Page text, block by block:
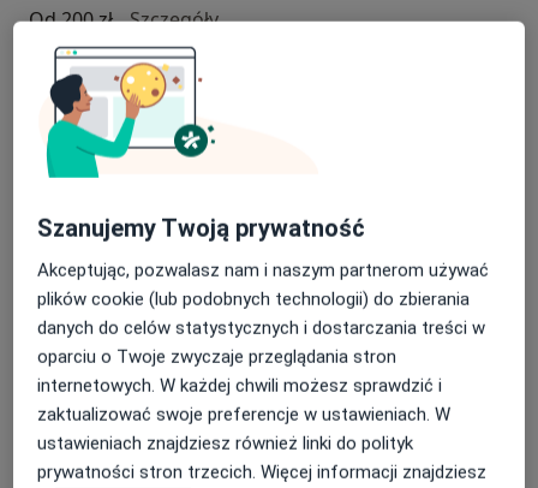
Od 200 zł
Szczegółypsychoterapia indywidualna
Umów
Konsultacja psychiatryczna (pierwsza wizyta)
Umów
Konsultacja psychiatryczna (kolejna wizyta)
230 zł
Szczegółykonsultacja psychiatryczna (kolejna
Umów
Szanujemy Twoją prywatność
Akceptując, pozwalasz nam i naszym partnerom używać
plików cookie (lub podobnych technologii) do zbierania
danych do celów statystycznych i dostarczania treści w
oparciu o Twoje zwyczaje przeglądania stron
internetowych. W każdej chwili możesz sprawdzić i
zaktualizować swoje preferencje w ustawieniach. W
ustawieniach znajdziesz również linki do polityk
prywatności stron trzecich. Więcej informacji znajdziesz